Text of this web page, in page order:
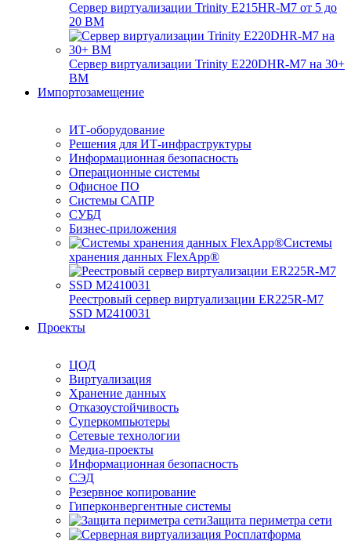
Сервер виртуализации Trinity E215HR-M7 от 5 до
20 ВМ
Сервер виртуализации Trinity E220DHR-M7 на 30+
ВМ
Импортозамещение
ИТ-оборудование
Решения для ИТ-инфраструктуры
Информационная безопасность
Операционные системы
Офисное ПО
Системы САПР
СУБД
Бизнес-приложения
Системы
хранения данных FlexApp®
Реестровый сервер виртуализации ER225R-M7
SSD М2410031
Проекты
ЦОД
Виртуализация
Хранение данных
Отказоустойчивость
Суперкомпьютеры
Сетевые технологии
Медиа-проекты
Информационная безопасность
СЭД
Резервное копирование
Гиперконвергентные системы
Защита периметра сети